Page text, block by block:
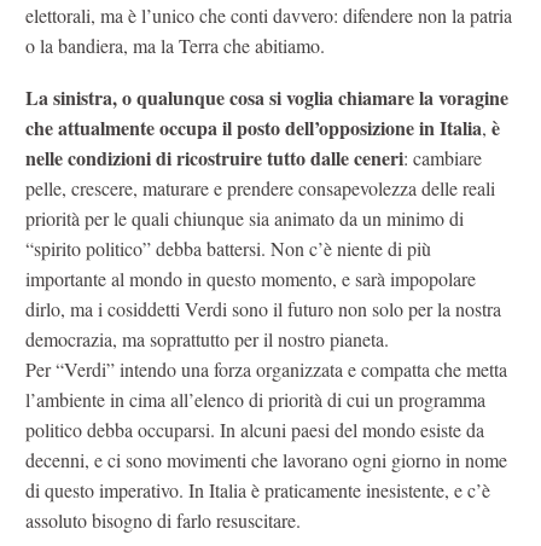
elettorali, ma è l’unico che conti davvero: difendere non la patria
o la bandiera, ma la Terra che abitiamo.
La sinistra, o qualunque cosa si voglia chiamare la voragine
che attualmente occupa il posto dell’opposizione in Italia, è
nelle condizioni di ricostruire tutto dalle ceneri: cambiare
pelle, crescere, maturare e prendere consapevolezza delle reali
priorità per le quali chiunque sia animato da un minimo di
“spirito politico” debba battersi. Non c’è niente di più
importante al mondo in questo momento, e sarà impopolare
dirlo, ma i cosiddetti Verdi sono il futuro non solo per la nostra
democrazia, ma soprattutto per il nostro pianeta.
Per “Verdi” intendo una forza organizzata e compatta che metta
l’ambiente in cima all’elenco di priorità di cui un programma
politico debba occuparsi. In alcuni paesi del mondo esiste da
decenni, e ci sono movimenti che lavorano ogni giorno in nome
di questo imperativo. In Italia è praticamente inesistente, e c’è
assoluto bisogno di farlo resuscitare.